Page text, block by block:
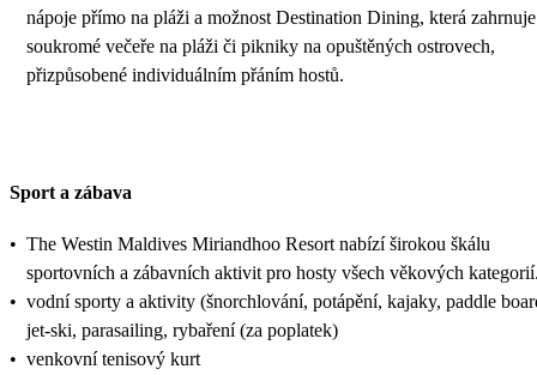
nápoje přímo na pláži a možnost Destination Dining, která zahrnuje
soukromé večeře na pláži či pikniky na opuštěných ostrovech,
přizpůsobené individuálním přáním hostů.
Sport a zábava
• The Westin Maldives Miriandhoo Resort nabízí širokou škálu
sportovních a zábavních aktivit pro hosty všech věkových
• vodní sporty a aktivity (šnorchlování, potápění, kajaky, paddle
jet-ski, parasailing, rybaření (za poplatek)
• venkovní tenisový kurt